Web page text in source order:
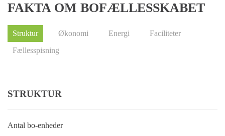
FAKTA OM BOFÆLLESSKABET
Struktur Økonomi Energi
Faciliteter
Fællesspisning
STRUKTUR
Antal bo-enheder